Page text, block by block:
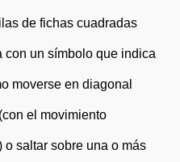
de fichas cuadradas
con un símbolo que indica
moverse en diagonal
el movimiento
o saltar sobre una o más